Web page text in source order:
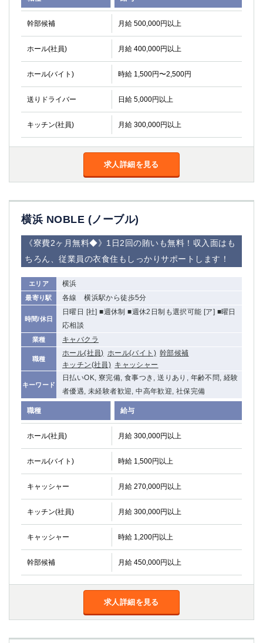
幹部候補 月給 500,000円以上
ホール(社員) 月給 400,000円以上
ホール(バイト) 時給 1,500円〜2,500円
送りドライバー 日給 5,000円以上
キッチン(社員) 月給 300,000円以上
求人詳細を見る
横浜 NOBLE (ノーブル)
《寮費2ヶ月無料◆》1日2回の賄いも無料！収入面はも
ちろん、従業員の衣食住もしっかりサポートします！
エリア 横浜
最寄り駅 各線 横浜駅から徒歩5分
時間/休日
日曜日 [社] ■週休制 ■週休2日制も選択可能 [ア] ■曜日
応相談
業種 キャバクラ
職種
ホール(社員) ホール(バイト) 幹部候補
キッチン(社員) キャッシャー
キーワード
日払いOK, 寮完備, 食事つき, 送りあり, 年齢不問, 経験
者優遇, 未経験者歓迎, 中高年歓迎, 社保完備
職種 給与
ホール(社員) 月給 300,000円以上
ホール(バイト) 時給 1,500円以上
キャッシャー 月給 270,000円以上
キッチン(社員) 月給 300,000円以上
キャッシャー 時給 1,200円以上
幹部候補 月給 450,000円以上
求人詳細を見る